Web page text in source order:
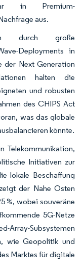
in Premium-
aus.
durch große
Deployments in
der Next Generation
halten die
und robusten
des CHIPS Act
was das globale
könnte.
Telekommunikation,
Initiativen zur
lokale Beschaffung
der Nahe Osten
%, wobei souveräne
5G-Netze
Subsystemen
wie Geopolitik und
Marktes für digitale